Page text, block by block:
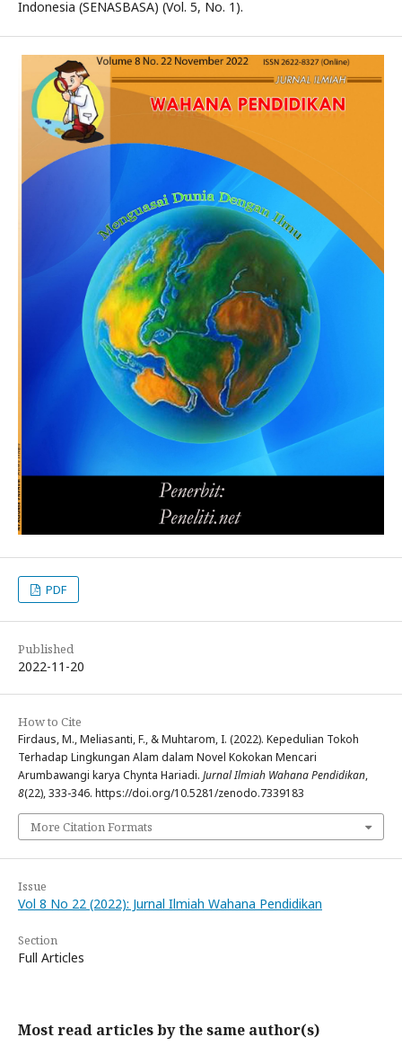
Indonesia (SENASBASA) (Vol. 5, No. 1).
PDF
Published
2022-11-20
How to Cite
Firdaus, M., Meliasanti, F., & Muhtarom, I. (2022). Kepedulian Tokoh
Terhadap Lingkungan Alam dalam Novel Kokokan Mencari
Arumbawangi karya Chynta Hariadi. Jurnal Ilmiah Wahana Pendidikan,
8(22), 333-346. https://doi.org/10.5281/zenodo.7339183
More Citation Formats
Issue
Vol 8 No 22 (2022): Jurnal Ilmiah Wahana Pendidikan
Section
Full Articles
Most read articles by the same author(s)